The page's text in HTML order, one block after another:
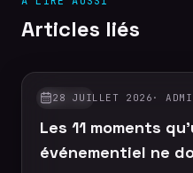
Articles liés
GUIDES
28 JUILLET 2026 ·
Les 11 moments
événementiel ne